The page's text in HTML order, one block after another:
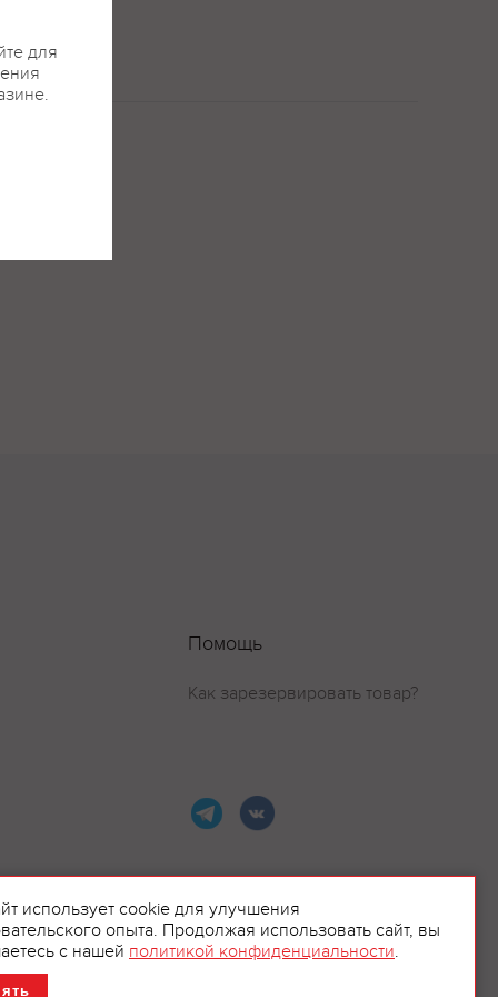
цветов,
было
Camus
Николая II.
Помощь
Как зарезервировать товар?
использует cookie для улучшения
опыта. Продолжая использовать сайт, вы
с нашей политикой конфиденциальности.
для